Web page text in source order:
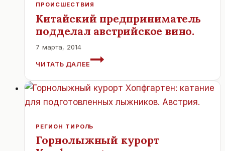
ПРОИСШЕСТВИЯ
Китайский предприниматель
подделал австрийское вино.
7 марта, 2014
ЧИТАТЬ ДАЛЕЕ
КИТАЙСКИЙ
АВСТРИЙСКОЕ
ВИНО.
РЕГИОН ТИРОЛЬ
Горнолыжный курорт